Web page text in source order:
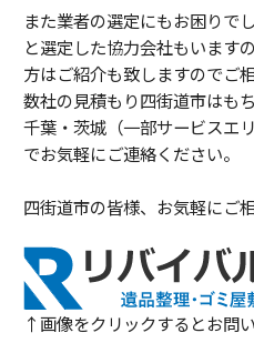
また業者の選定にもお困りで
と選定した協力会社もいます
方はご紹介も致しますのでご
数社の見積もり四街道市はも
千葉・茨城（一部サービスエ
でお気軽にご連絡ください。
四街道市の皆様、お気軽にご
↑画像をクリックするとお問